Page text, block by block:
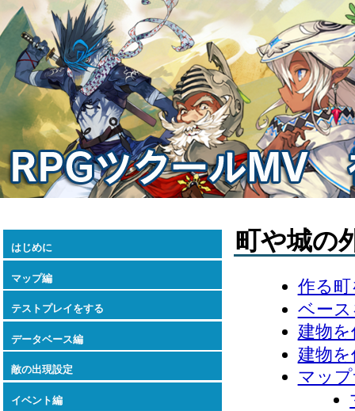
はじめに
マップ編
テストプレイをする
データベース編
敵の出現設定
イベント編
町や城の
作る
ベー
建物
建物
マッ